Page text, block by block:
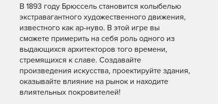
В 1893 году Брюссель становится колыбелью
экстравагантного художественного движения,
известного как ар-нуво. В этой игре вы
сможете примерить на себя роль одного из
выдающихся архитекторов того времени,
стремящихся к славе. Создавайте
произведения искусства, проектируйте здания,
оказывайте влияние на рынок и находите
влиятельных покровителей!